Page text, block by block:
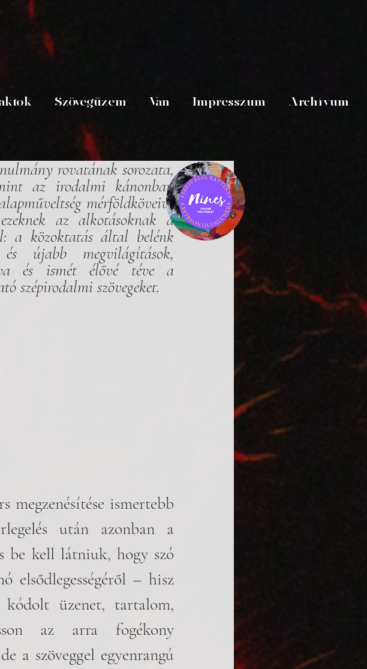
Szövegüzem Van Impresszum Archívum
rovatának sorozata,
az irodalmi kánonban
mérföldköveivé
az alkotásoknak a
a közoktatás által belénk
újabb megvilágítások,
és ismét élővé téve a
szépirodalmi szövegeket.
megzenésítése ismertebb
után azonban a
be kell látniuk, hogy szó
elsődlegességéről – hisz
üzenet, tartalom,
az arra fogékony
a szöveggel egyenrangú